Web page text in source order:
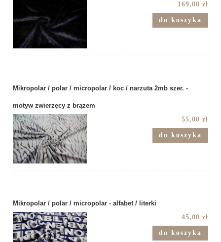
169,00 zł
do koszyka
Mikropolar / polar / micropolar / koc / narzuta 2mb szer. -
motyw zwierzęcy z brązem
55,00 zł
do koszyka
Mikropolar / polar / micropolar - alfabet / literki
45,00 zł
do koszyka